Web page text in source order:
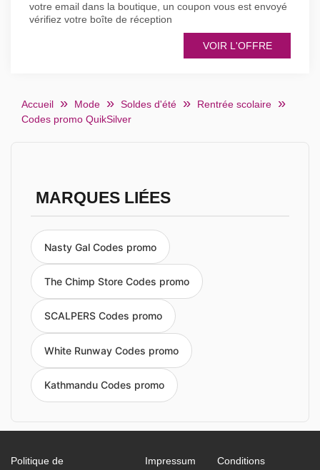
votre email dans la boutique, un coupon vous est envoyé
vérifiez votre boîte de réception
VOIR L'OFFRE
Accueil Mode Soldes d'été
Rentrée scolaire
Codes promo QuikSilver
MARQUES LIÉES
Nasty Gal Codes promo
The Chimp Store Codes promo
SCALPERS Codes promo
White Runway Codes promo
Kathmandu Codes promo
Politique de Impressum Conditions